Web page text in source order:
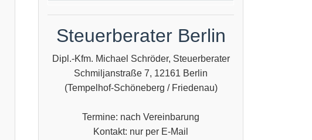
Steuerberater Berlin
Dipl.-Kfm. Michael Schröder, Steuerberater
Schmiljanstraße 7, 12161 Berlin
(Tempelhof-Schöneberg / Friedenau)
Termine: nach Vereinbarung
Kontakt: nur per E-Mail